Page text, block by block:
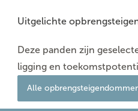
Uitgelichte
Deze panden zijn
ligging en
Alle